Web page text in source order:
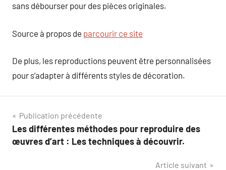
sans débourser pour des pièces originales.
Source à propos de parcourir ce site
De plus, les reproductions peuvent être personnalisées
pour s’adapter à différents styles de décoration.
Navigation
de
Publication précédente
Les différentes méthodes pour reproduire des
œuvres d’art : Les techniques à découvrir.
Article suivant